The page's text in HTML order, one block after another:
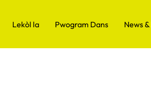
Lekòl la Pwogram Dans News